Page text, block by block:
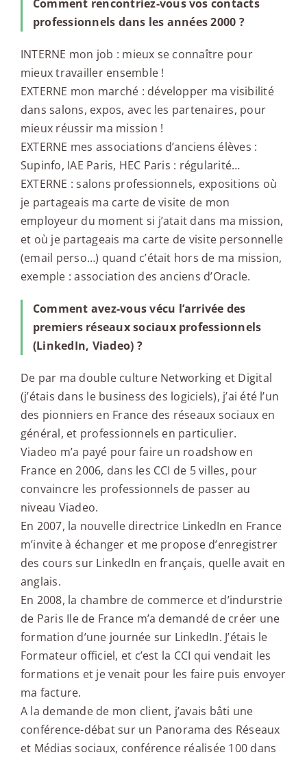
Comment rencontriez-vous vos contacts
professionnels dans les années 2000 ?
INTERNE mon job : mieux se connaître pour
mieux travailler ensemble !
EXTERNE mon marché : développer ma visibilité
dans salons, expos, avec les partenaires, pour
mieux réussir ma mission !
EXTERNE mes associations d’anciens élèves :
Supinfo, IAE Paris, HEC Paris : régularité…
EXTERNE : salons professionnels, expositions où
je partageais ma carte de visite de mon
employeur du moment si j’atait dans ma mission,
et où je partageais ma carte de visite personnelle
(email perso…) quand c’était hors de ma mission,
exemple : association des anciens d’Oracle.
Comment avez-vous vécu l’arrivée des
premiers réseaux sociaux professionnels
(LinkedIn, Viadeo) ?
De par ma double culture Networking et Digital
(j’étais dans le business des logiciels), j’ai été l’un
des pionniers en France des réseaux sociaux en
général, et professionnels en particulier.
Viadeo m’a payé pour faire un roadshow en
France en 2006, dans les CCI de 5 villes, pour
convaincre les professionnels de passer au
niveau Viadeo.
En 2007, la nouvelle directrice LinkedIn en France
m’invite à échanger et me propose d’enregistrer
des cours sur LinkedIn en français, quelle avait en
anglais.
En 2008, la chambre de commerce et d’indurstrie
de Paris Ile de France m’a demandé de créer une
formation d’une journée sur LinkedIn. J’étais le
Formateur officiel, et c’est la CCI qui vendait les
formations et je venait pour les faire puis envoyer
ma facture.
A la demande de mon client, j’avais bâti une
conférence-débat sur un Panorama des Réseaux
et Médias sociaux, conférence réalisée 100 dans